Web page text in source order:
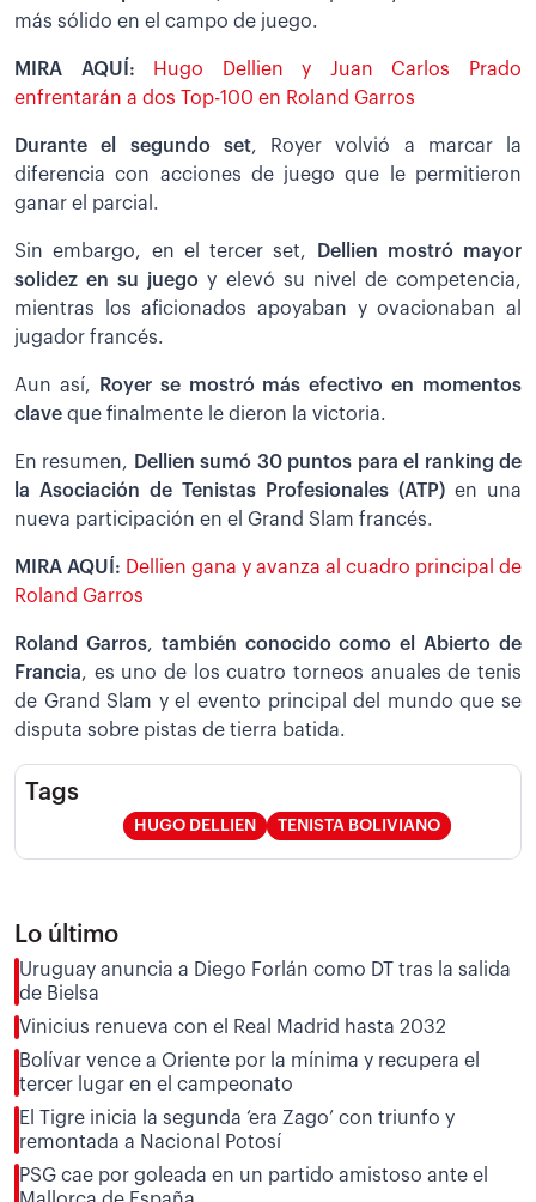
más sólido en el campo de juego.
MIRA AQUÍ:
Hugo Dellien y Juan Carlos Prado
enfrentarán a dos Top-100 en Roland Garros
Durante el segundo set, Royer volvió a marcar la
diferencia con acciones de juego que le permitieron
ganar el parcial.
Sin embargo, en el tercer set,
Dellien mostró mayor
solidez en su juegoy elevó su nivel de competencia,
mientras los aficionados apoyaban y ovacionaban al
jugador francés.
Aun así,
Royer se mostró más efectivo en momentos
clave que finalmente le dieron la victoria.
En resumen, Dellien sumó 30 puntos para el ranking de
la Asociación de Tenistas Profesionales (ATP) en una
nueva participación en el Grand Slam francés.
MIRA AQUÍ: Dellien gana y avanza al cuadro principal de
Roland Garros
Roland Garros, también conocido como el Abierto de
Francia, es uno de los cuatro torneos anuales de tenis
de Grand Slam y el evento principal del mundo que se
disputa sobre pistas de tierra batida.
Tags
HUGO DELLIEN TENISTA BOLIVIANO
Lo último
Uruguay anuncia a Diego Forlán como DT tras la salida
de Bielsa
Vinicius renueva con el Real Madrid hasta 2032
Bolívar vence a Oriente por la mínima y recupera el
tercer lugar en el campeonato
El Tigre inicia la segunda ‘era Zago’ con triunfo y
remontada a Nacional Potosí
PSG cae por goleada en un partido amistoso ante el